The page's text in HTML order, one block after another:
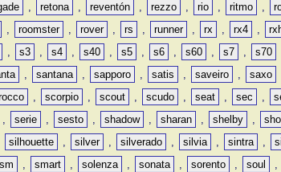
, retona , reventón , rezzo , rio , ritmo ,
, roomster , rover , rs , runner , rx , rx4 ,
, s3 , s4 , s40 , s5 , s6 , s60 , s7 , s70
, santana , sapporo , satis , saveiro , saxo
, scorpio , scout , scudo , seat , sec ,
, serie , sesto , shadow , sharan , shelby ,
silhouette , silver , silverado , silvia , sintra ,
sm , smart , solenza , sonata , sorento , soul ,